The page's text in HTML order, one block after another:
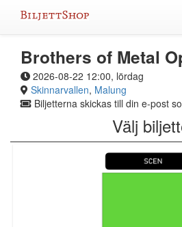
Brothers of Metal
2026-08-22 12:00, lördag
Skinnarvallen, Malung
Biljetterna skickas till din e-post
Välj